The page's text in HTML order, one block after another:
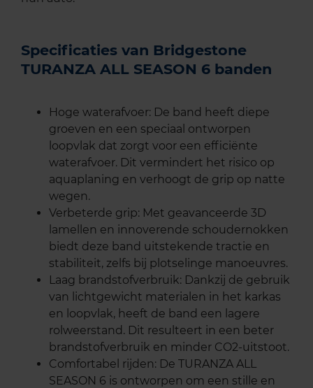
Specificaties van Bridgestone
TURANZA ALL SEASON 6 banden
Hoge waterafvoer: De band heeft diepe
groeven en een speciaal ontworpen
loopvlak dat zorgt voor een efficiënte
waterafvoer. Dit vermindert het risico op
aquaplaning en verhoogt de grip op natte
wegen.
Verbeterde grip: Met geavanceerde 3D
lamellen en innoverende schoudernokken
biedt deze band uitstekende tractie en
stabiliteit, zelfs bij plotselinge manoeuvres.
Laag brandstofverbruik: Dankzij de gebruik
van lichtgewicht materialen in het karkas
en loopvlak, heeft de band een lagere
rolweerstand. Dit resulteert in een beter
brandstofverbruik en minder CO2-uitstoot.
Comfortabel rijden: De TURANZA ALL
SEASON 6 is ontworpen om een stille en